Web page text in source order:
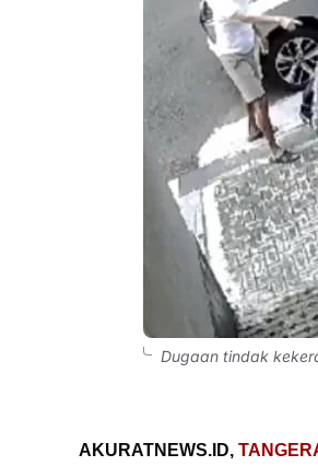
Dugaan tindak
AKURATNEWS.ID,